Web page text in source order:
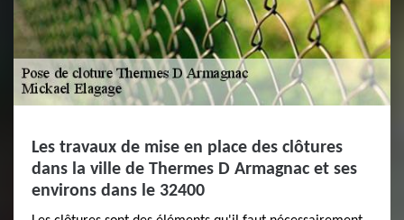
Les travaux de mise en place des clôtures
dans la ville de Thermes D Armagnac et ses
environs dans le 32400